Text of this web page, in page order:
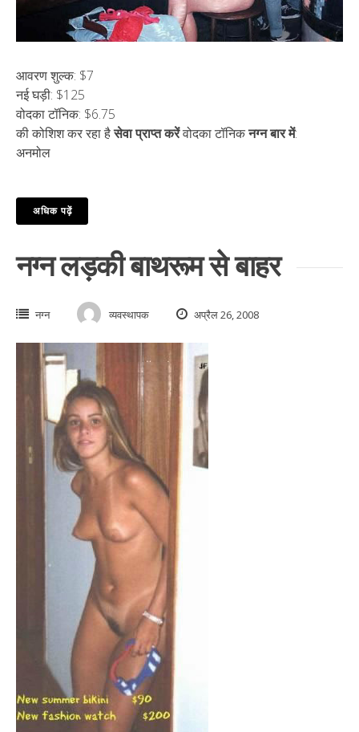
आवरण शुल्क: $7
नई घड़ी: $125
वोदका टॉनिक: $6.75
की कोशिश कर रहा हैसेवा प्राप्त करेंवोदका टॉनिकनग्न बार में:
अनमोल
अधिक पढ़ें
नग्न लड़की बाथरूम से बाहर
नग्न व्यवस्थापक अप्रैल 26, 2008